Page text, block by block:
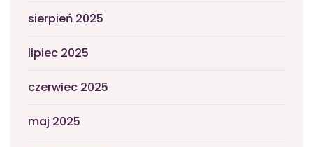
sierpień 2025
lipiec 2025
czerwiec 2025
maj 2025